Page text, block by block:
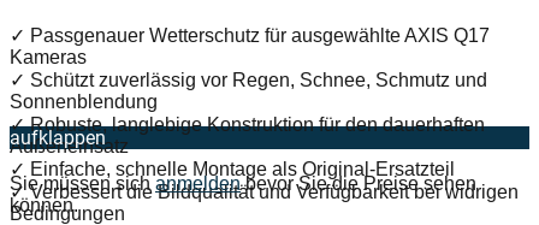
✓ Passgenauer Wetterschutz für ausgewählte AXIS Q17
Kameras
✓ Schützt zuverlässig vor Regen, Schnee, Schmutz und
Sonnenblendung
✓ Robuste, langlebige Konstruktion für den dauerhaften
Außeneinsatz
✓ Einfache, schnelle Montage als Original-Ersatzteil
✓ Verbessert die Bildqualität und Verfügbarkeit bei widrigen
Bedingungen
aufklappen
Sie müssen sich anmeldenbevor Sie die Preise sehen
können.